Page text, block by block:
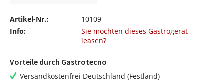
Artikel-Nr.:
10109
Info:
Sie möchten dieses Gastrogerät
leasen?
Vorteile durch Gastrotecno
Versandkostenfrei Deutschland (Festland)